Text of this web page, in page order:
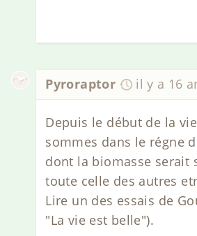
Pyroraptor il y a 16
Depuis le début de la
sommes dans le régne
dont la biomasse serait
toute celle des autres
Lire un des essais de
"La vie est belle").